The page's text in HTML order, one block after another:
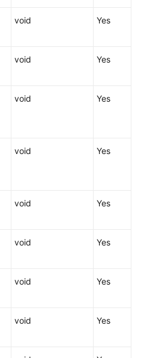
void Yes
void Yes
void Yes
void Yes
void Yes
void Yes
void Yes
void Yes